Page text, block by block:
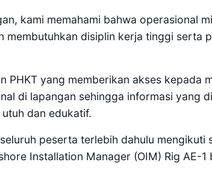
kami memahami bahwa operasional
membutuhkan disiplin kerja tinggi serta
PHKT yang memberikan akses kepada
di lapangan sehingga informasi yang
dan edukatif.
peserta terlebih dahulu mengikuti
Installation Manager (OIM) Rig AE-1